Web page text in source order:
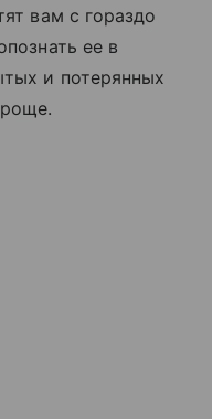
вам с гораздо
ее в
и потерянных